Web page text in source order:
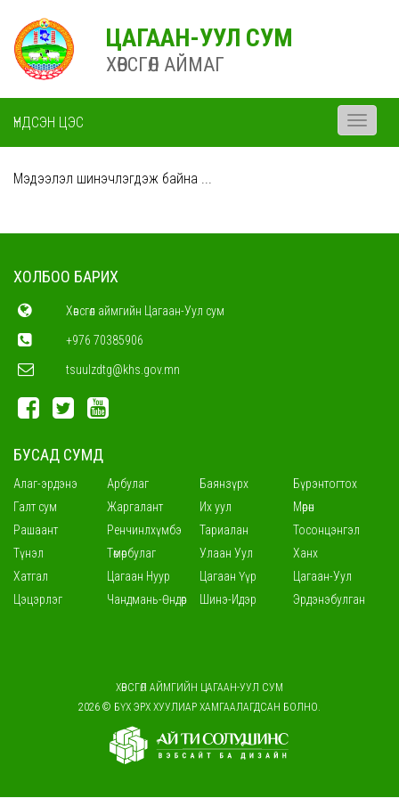
ЦАГААН-УУЛ СУМ
ХӨВСГӨЛ АЙМАГ
ҮНДСЭН ЦЭС
Toggle
Мэдээлэл шинэчлэгдэж байна ...
ХОЛБОО БАРИХ
Хөвсгөл аймгийн Цагаан-Уул сум
+976 70385906
tsuulzdtg@khs.gov.mn
БУСАД СУМД
Алаг-эрдэнэ Арбулаг Баянзүрх
Бүрэнтогтох
Галт сум
Жаргалант Их уул
Мөрөн
Рашаант
Ренчинлхүмбэ Тариалан
Тосонцэнгэл
Түнэл
Төмөрбулаг Улаан Уул
Ханх
Хатгал
Цагаан Нуур Цагаан Үүр
Цагаан-Уул
Цэцэрлэг
Чандмань-Өндөр Шинэ-Идэр Эрдэнэбулган
ХӨВСГӨЛ АЙМГИЙН ЦАГААН-УУЛ СУМ
2026 © БҮХ ЭРХ ХУУЛИАР ХАМГААЛАГДСАН БОЛНО.